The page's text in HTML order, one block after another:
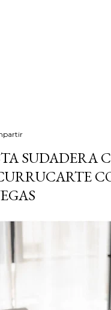
SUDADERA